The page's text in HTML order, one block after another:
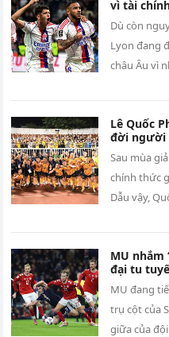
vì tài
Dù còn
Lyon đang
châu Âu vì
Lê Quốc
đời người
Sau mùa
chính thức
Dẫu vậy,
MU nhắm
đại tu
MU đang
trụ cột của
giữa của